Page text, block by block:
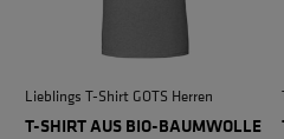
Lieblings T-Shirt GOTS Herren
T-SHIRT AUS BIO-BAUMWOLLE